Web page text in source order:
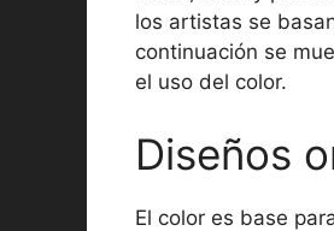
los artistas se
continuación se
el uso del color.
Diseños
El color es base